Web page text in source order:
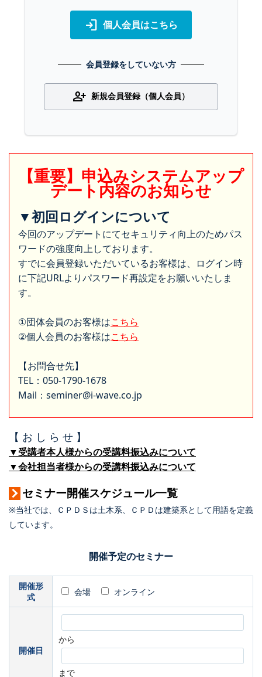
login 個人会員はこちら
会員登録をしていない方
person_add 新規会員登録（個人会員）
【重要】申込みシステムアップ
デート内容のお知らせ
▼初回ログインについて
今回のアップデートにてセキュリティ向上のためパス
ワードの強度向上しております。
すでに会員登録いただいているお客様は、ログイン時
に下記URLよりパスワード再設定をお願いいたしま
す。
①団体会員のお客様はこちら
②個人会員のお客様はこちら
【お問合せ先】
TEL：050-1790-1678
Mail：seminer@i-wave.co.jp
【 お し ら せ 】
▼受講者本人様からの受講料振込みについて
▼会社担当者様からの受講料振込みについて
セミナー開催スケジュール一覧
※当社では、ＣＰＤＳは土木系、ＣＰＤは建築系として用語を定義
しています。
開催予定のセミナー
開催形
式
会場 オンライン
開催日
から
まで